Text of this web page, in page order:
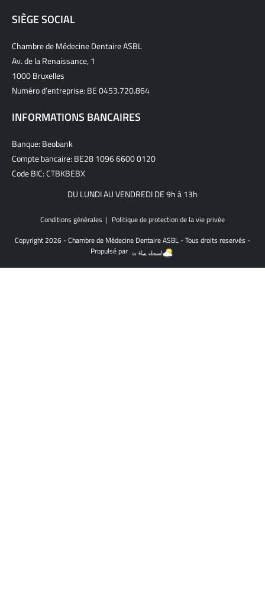
SIÈGE SOCIAL
Chambre de Médecine Dentaire ASBL
Av. de la Renaissance, 1
1000 Bruxelles
Numéro d’entreprise: BE 0453.720.864
INFORMATIONS BANCAIRES
Banque: Beobank
Compte bancaire: BE28 1096 6600 0120
Code BIC: CTBKBEBX
DU LUNDI AU VENDREDI DE 9h à 13h
Conditions générales
Politique de protection de la vie privée
Copyright 2026 - Chambre de Médecine Dentaire ASBL - Tous droits reservés -
Propulsé par